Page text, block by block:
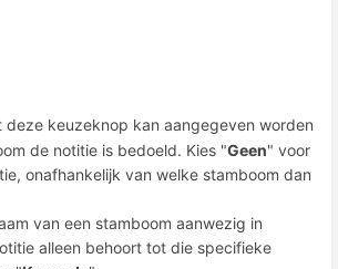
deze keuzeknop kan aangegeven worden
de notitie is bedoeld. Kies "Geen" voor
onafhankelijk van welke stamboom dan
van een stamboom aanwezig in
alleen behoort tot die specifieke